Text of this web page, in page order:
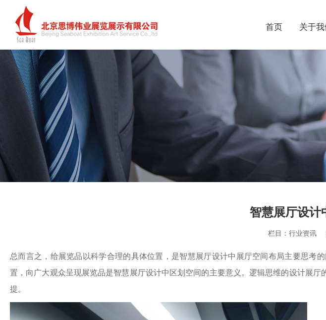
首页 关于我
智慧展厅设计
栏目：行业资讯
总而言之，给展览品以科学合理的具体位置，是智慧展厅设计中展厅空间布局主要思考
置，向广大观众呈现展览品是智慧展厅设计中区划空间的主要意义。逻辑思维的设计展
提。